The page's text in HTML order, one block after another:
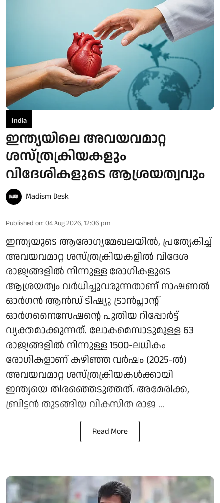
India
ഇന്ത്യയിലെ അവയവമാറ്റ
ശസ്ത്രക്രിയകളും
വിദേശികളുടെ ആശ്രയത്വവും
Madism Desk
Published on: 04 Aug 2026, 12:06 pm
ഇന്ത്യയുടെ ആരോഗ്യമേഖലയിൽ, പ്രത്യേകിച്ച്
അവയവമാറ്റ ശസ്ത്രക്രിയകളിൽ വിദേശ
രാജ്യങ്ങളിൽ നിന്നുള്ള രോഗികളുടെ
ആശ്രയത്വം വർധിച്ചുവരുന്നതാണ് നാഷണൽ
ഓർഗൻ ആൻഡ് ടിഷ്യു ട്രാൻപ്ലാന്റ്
ഓർഗനൈസേഷന്റെ പുതിയ റിപ്പോർട്ട്
വ്യക്തമാക്കുന്നത്. ലോകമെമ്പാടുമുള്ള 63
രാജ്യങ്ങളിൽ നിന്നുള്ള 1500-ലധികം
രോഗികളാണ് കഴിഞ്ഞ വർഷം (2025-ൽ)
അവയവമാറ്റ ശസ്ത്രക്രിയകൾക്കായി
ഇന്ത്യയെ തിരഞ്ഞെടുത്തത്. അമേരിക്ക,
ബ്രിട്ടൻ തുടങ്ങിയ വികസിത രാജ ...
Read More